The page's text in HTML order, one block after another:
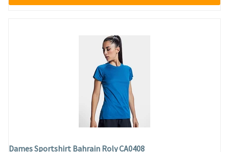
Dames Sportshirt Bahrain Roly CA0408